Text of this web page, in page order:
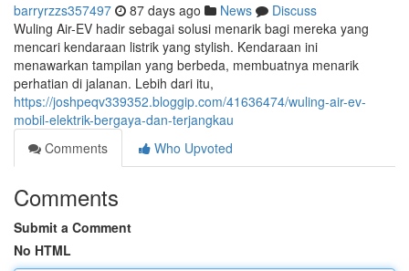
barryrzzs357497 87 days ago News
Discuss
Wuling Air-EV hadir sebagai solusi menarik bagi mereka yang
mencari kendaraan listrik yang stylish. Kendaraan ini
menawarkan tampilan yang berbeda, membuatnya menarik
perhatian di jalanan. Lebih dari itu,
https://joshpeqv339352.bloggip.com/41636474/wuling-air-ev-
mobil-elektrik-bergaya-dan-terjangkau
Comments
Who Upvoted
Comments
Submit a Comment
No HTML